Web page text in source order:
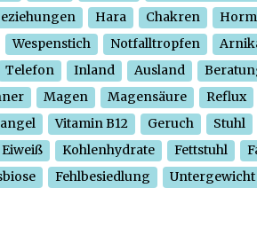
Hara Chakren
Wespenstich Notfalltropfen
Telefon Inland Ausland
Magen Magensäure
Reflux
Vitamin B12 Geruch
Stuhl
Eiweiß Kohlenhydrate Fettstuhl
Fehlbesiedlung Untergewicht